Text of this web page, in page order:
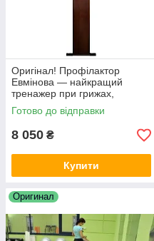
Оригінал! Профілактор
Евмінова — найкращий
тренажер при грижах,
протрузіях,
остеохондрозі,сколіозі
Готово до відправки
8 050 ₴
Купити
Оригинал